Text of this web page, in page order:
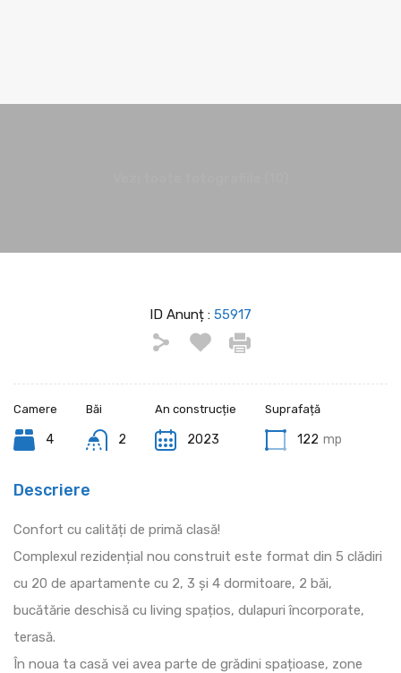
ID Anunț : 55917
Camere
4
Băi
2
An construcție
2023
Suprafață
122 mp
Descriere
Confort cu calități de primă clasă!
Complexul rezidențial nou construit este format din 5 clădiri
cu 20 de apartamente cu 2, 3 și 4 dormitoare, 2 băi,
bucătărie deschisă cu living spațios, dulapuri încorporate,
terasă.
În noua ta casă vei avea parte de grădini spațioase, zone